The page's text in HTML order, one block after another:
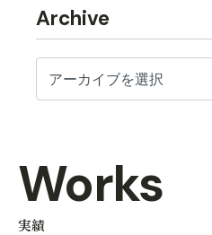
Archive
実績
Works